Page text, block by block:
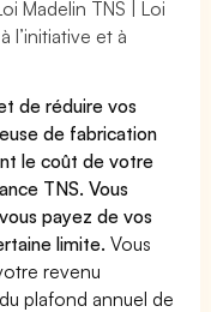
Madelin TNS | Loi
l’initiative et à
de réduire vos
de fabrication
le coût de votre
TNS. Vous
payez de vos
limite.Vous
revenu
plafond annuel de